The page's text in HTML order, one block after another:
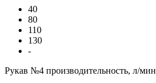
40
80
110
130
-
Рукав №4 производительность, л/мин